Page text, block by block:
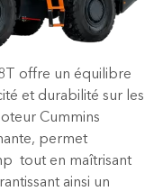
offre un équilibre
et durabilité sur les
Cummins
permet
tout en maîtrisant
ainsi un